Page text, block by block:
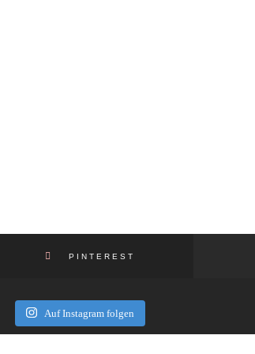
PINTEREST
Auf Instagram folgen